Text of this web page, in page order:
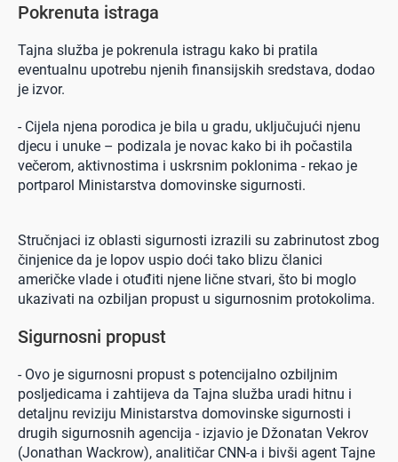
Pokrenuta istraga
Tajna služba je pokrenula istragu kako bi pratila
eventualnu upotrebu njenih finansijskih sredstava, dodao
je izvor.
- Cijela njena porodica je bila u gradu, uključujući njenu
djecu i unuke – podizala je novac kako bi ih počastila
večerom, aktivnostima i uskrsnim poklonima - rekao je
portparol Ministarstva domovinske sigurnosti.
Stručnjaci iz oblasti sigurnosti izrazili su zabrinutost zbog
činjenice da je lopov uspio doći tako blizu članici
američke vlade i otuđiti njene lične stvari, što bi moglo
ukazivati na ozbiljan propust u sigurnosnim protokolima.
Sigurnosni propust
- Ovo je sigurnosni propust s potencijalno ozbiljnim
posljedicama i zahtijeva da Tajna služba uradi hitnu i
detaljnu reviziju Ministarstva domovinske sigurnosti i
drugih sigurnosnih agencija - izjavio je Džonatan Vekrov
(Jonathan Wackrow), analitičar CNN-a i bivši agent Tajne